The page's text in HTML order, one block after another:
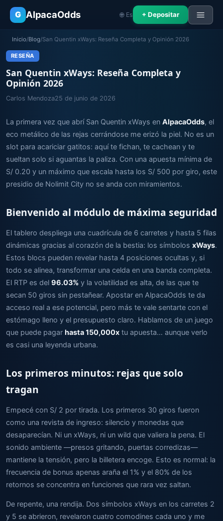
G AlpacaOdds 🌐 Es + Depositar
Inicio/Blog/San Quentin xWays: Reseña Completa y Opinión 2026
RESEÑA
San Quentin xWays: Reseña Completa y
Opinión 2026
Carlos Mendoza25 de junio de 2026
La primera vez que abrí San Quentin xWays en AlpacaOdds, el
eco metálico de las rejas cerrándose me erizó la piel. No es un
slot para acariciar gatitos: aquí te fichan, te cachean y te
sueltan solo si aguantas la paliza. Con una apuesta mínima de
S/ 0.20 y un máximo que escala hasta los S/ 500 por giro, este
presidio de Nolimit City no se anda con miramientos.
Bienvenido al módulo de máxima seguridad
El tablero despliega una cuadrícula de 6 carretes y hasta 5 filas
dinámicas gracias al corazón de la bestia: los símbolos xWays.
Estos blocs pueden revelar hasta 4 posiciones ocultas y, si
todo se alinea, transformar una celda en una banda completa.
El RTP es del 96.03% y la volatilidad es alta, de las que te
secan 50 giros sin pestañear. Apostar en AlpacaOdds te da
acceso real a ese potencial, pero más te vale sentarte con el
estómago lleno y el presupuesto claro. Hablamos de un juego
que puede pagar hasta 150,000x tu apuesta… aunque verlo
es casi una leyenda urbana.
Los primeros minutos: rejas que solo
tragan
Empecé con S/ 2 por tirada. Los primeros 30 giros fueron
como una revista de ingreso: silencio y monedas que
desaparecían. Ni un xWays, ni un wild que valiera la pena. El
sonido ambiente —presos gritando, puertas corredizas—
mantiene la tensión, pero la billetera encoge. Esto es normal: la
frecuencia de bonus apenas araña el 1% y el 80% de los
retornos se concentra en funciones que rara vez saltan.
De repente, una rendija. Dos símbolos xWays en los carretes 2
y 5 se abrieron, revelaron cuatro comodines cada uno y me